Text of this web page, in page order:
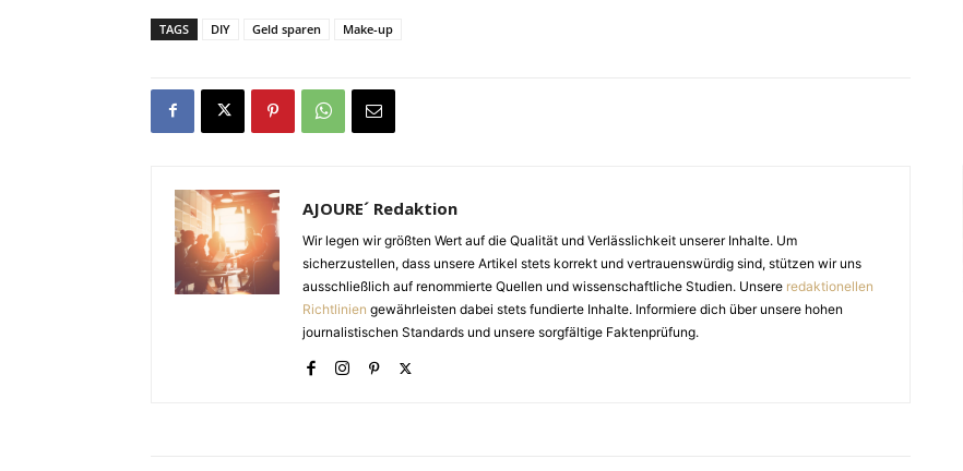
TAGS DIY Geld sparen Make-up
AJOURE´ Redaktion
Wir legen wir größten Wert auf die Qualität und Verlässlichkeit unserer Inhalte. Um
sicherzustellen, dass unsere Artikel stets korrekt und vertrauenswürdig sind, stützen wir uns
ausschließlich auf renommierte Quellen und wissenschaftliche Studien. Unsere redaktionellen
Richtlinien gewährleisten dabei stets fundierte Inhalte. Informiere dich über unsere hohen
journalistischen Standards und unsere sorgfältige Faktenprüfung.